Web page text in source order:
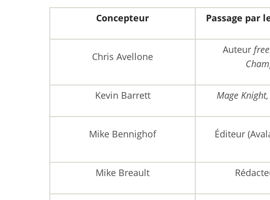
Concepteur Passage par
Chris Avellone
Auteur
Kevin Barrett Mage
Mike Bennighof Éditeur
Mike Breault